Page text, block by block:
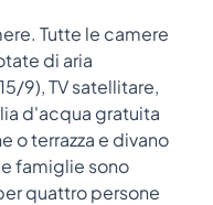
Tutte le camere
di aria
9), TV satellitare,
d'acqua gratuita
o terrazza e divano
famiglie sono
quattro persone